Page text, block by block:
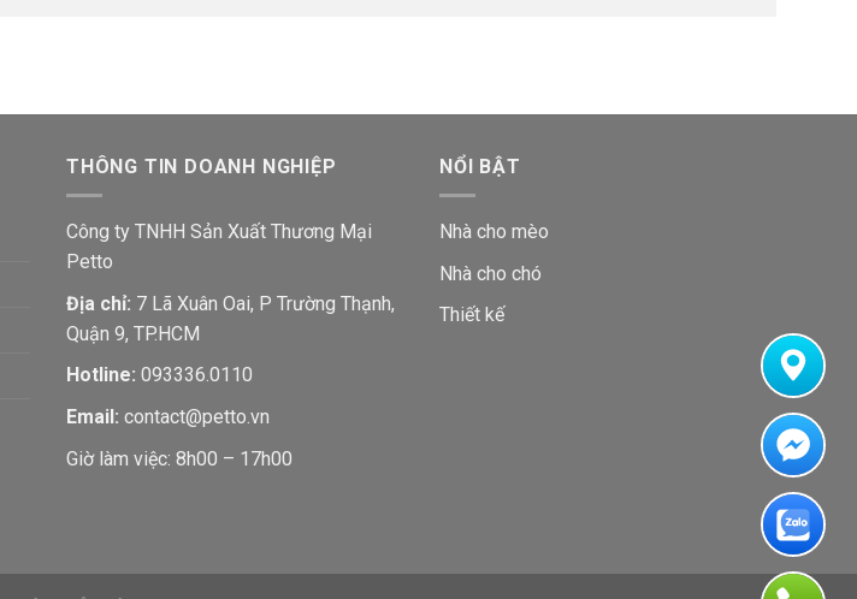
THÔNG TIN DOANH NGHIỆP
Công ty TNHH Sản Xuất Thương Mại
Petto
Địa chỉ: 7 Lã Xuân Oai, P Trường Thạnh,
Quận 9, TP.HCM
Hotline: 093336.0110
Email: contact@petto.vn
Giờ làm việc: 8h00 – 17h00
NỔI BẬT
Nhà cho mèo
Nhà cho chó
Thiết kế